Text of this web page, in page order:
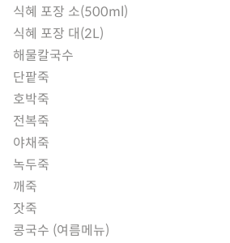
식혜 포장 소(500ml)
식혜 포장 대(2L)
해물칼국수
단팥죽
호박죽
전복죽
야채죽
녹두죽
깨죽
잣죽
콩국수 (여름메뉴)